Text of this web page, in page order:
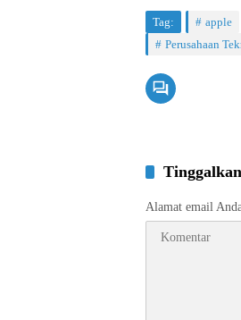
Tag: apple
Perusahaan
Alamat email